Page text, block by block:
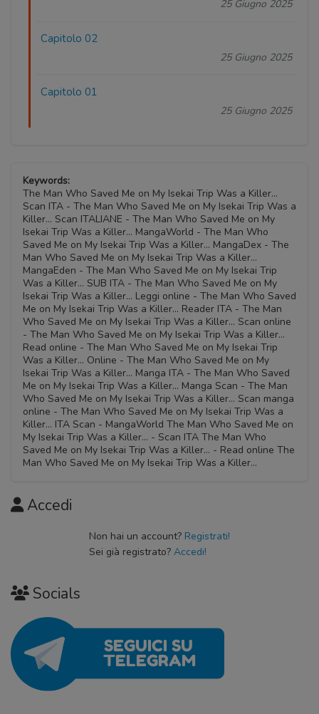
25 Giugno 2025
Capitolo 02
25 Giugno 2025
Capitolo 01
25 Giugno 2025
Keywords:
The Man Who Saved Me on My Isekai Trip Was a Killer...
Scan ITA - The Man Who Saved Me on My Isekai Trip Was a
Killer... Scan ITALIANE - The Man Who Saved Me on My
Isekai Trip Was a Killer... MangaWorld - The Man Who
Saved Me on My Isekai Trip Was a Killer... MangaDex - The
Man Who Saved Me on My Isekai Trip Was a Killer...
MangaEden - The Man Who Saved Me on My Isekai Trip
Was a Killer... SUB ITA - The Man Who Saved Me on My
Isekai Trip Was a Killer... Leggi online - The Man Who Saved
Me on My Isekai Trip Was a Killer... Reader ITA - The Man
Who Saved Me on My Isekai Trip Was a Killer... Scan online
- The Man Who Saved Me on My Isekai Trip Was a Killer...
Read online - The Man Who Saved Me on My Isekai Trip
Was a Killer... Online - The Man Who Saved Me on My
Isekai Trip Was a Killer... Manga ITA - The Man Who Saved
Me on My Isekai Trip Was a Killer... Manga Scan - The Man
Who Saved Me on My Isekai Trip Was a Killer... Scan manga
online - The Man Who Saved Me on My Isekai Trip Was a
Killer... ITA Scan - MangaWorld The Man Who Saved Me on
My Isekai Trip Was a Killer... - Scan ITA The Man Who
Saved Me on My Isekai Trip Was a Killer... - Read online The
Man Who Saved Me on My Isekai Trip Was a Killer...
Accedi
Non hai un account? Registrati!
Sei già registrato? Accedi!
Socials